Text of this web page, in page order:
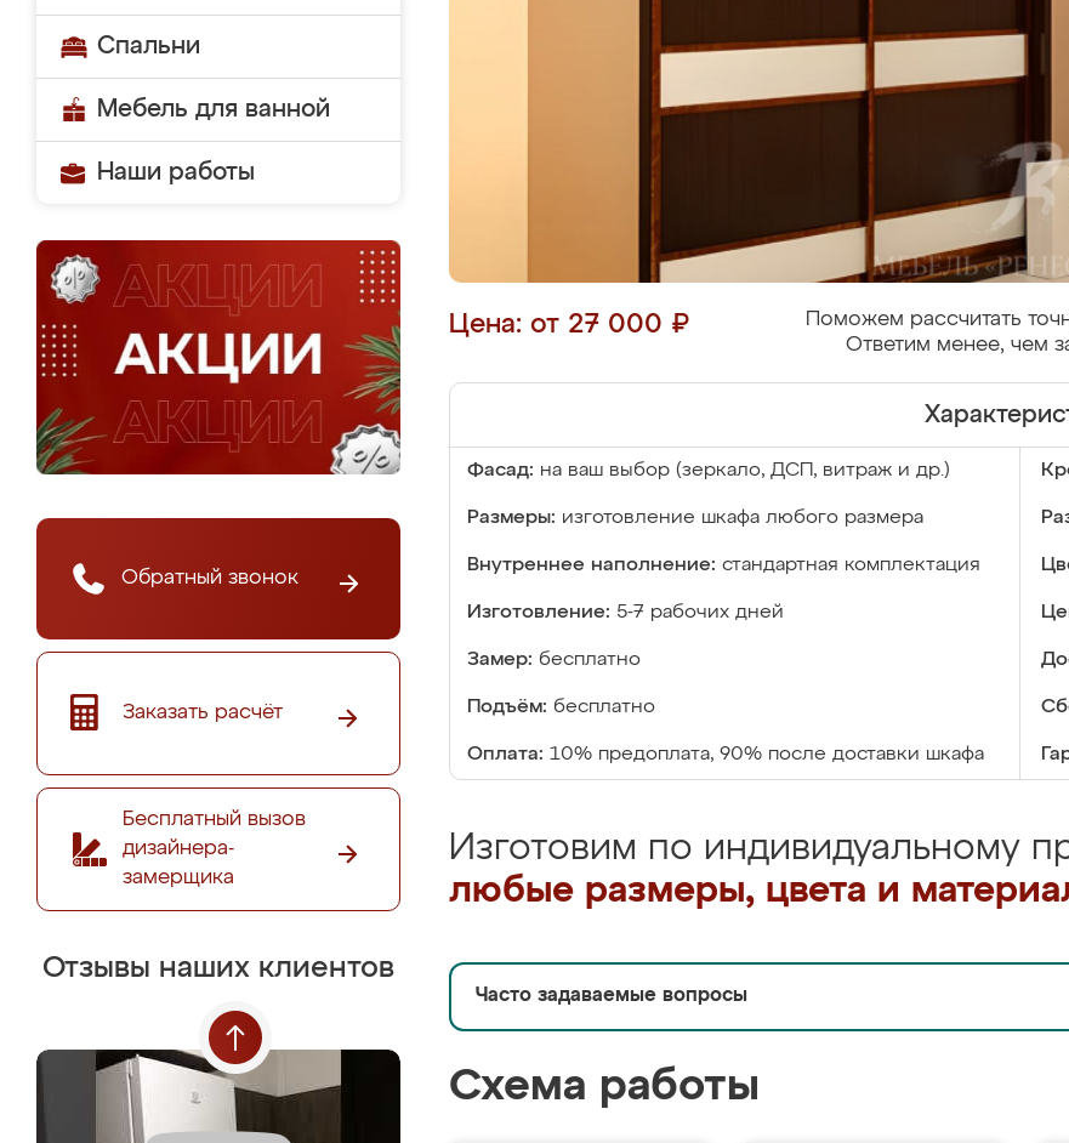
Спальни
Мебель для ванной
Наши работы
Обратный звонок
Заказать расчёт
Бесплатный вызов
дизайнера-
замерщика
Отзывы наших клиентов
Цена: от 27 000 ₽
Поможем рассчитать
Ответим менее, чем
Фасад: на ваш выбор (зеркало, ДСП, витраж и др.)
Размеры: изготовление шкафа любого размера
Внутреннее наполнение: стандартная комплектация
Изготовление: 5-7 рабочих дней
Замер: бесплатно
Подъём: бесплатно
Оплата: 10% предоплата, 90% после доставки шкафа
Изготовим по индивидуальному
любые размеры, цвета и
Часто задаваемые вопросы
Схема работы